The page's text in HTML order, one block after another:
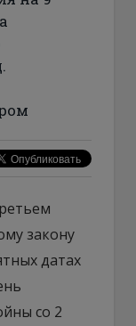
закону
датах
со 2